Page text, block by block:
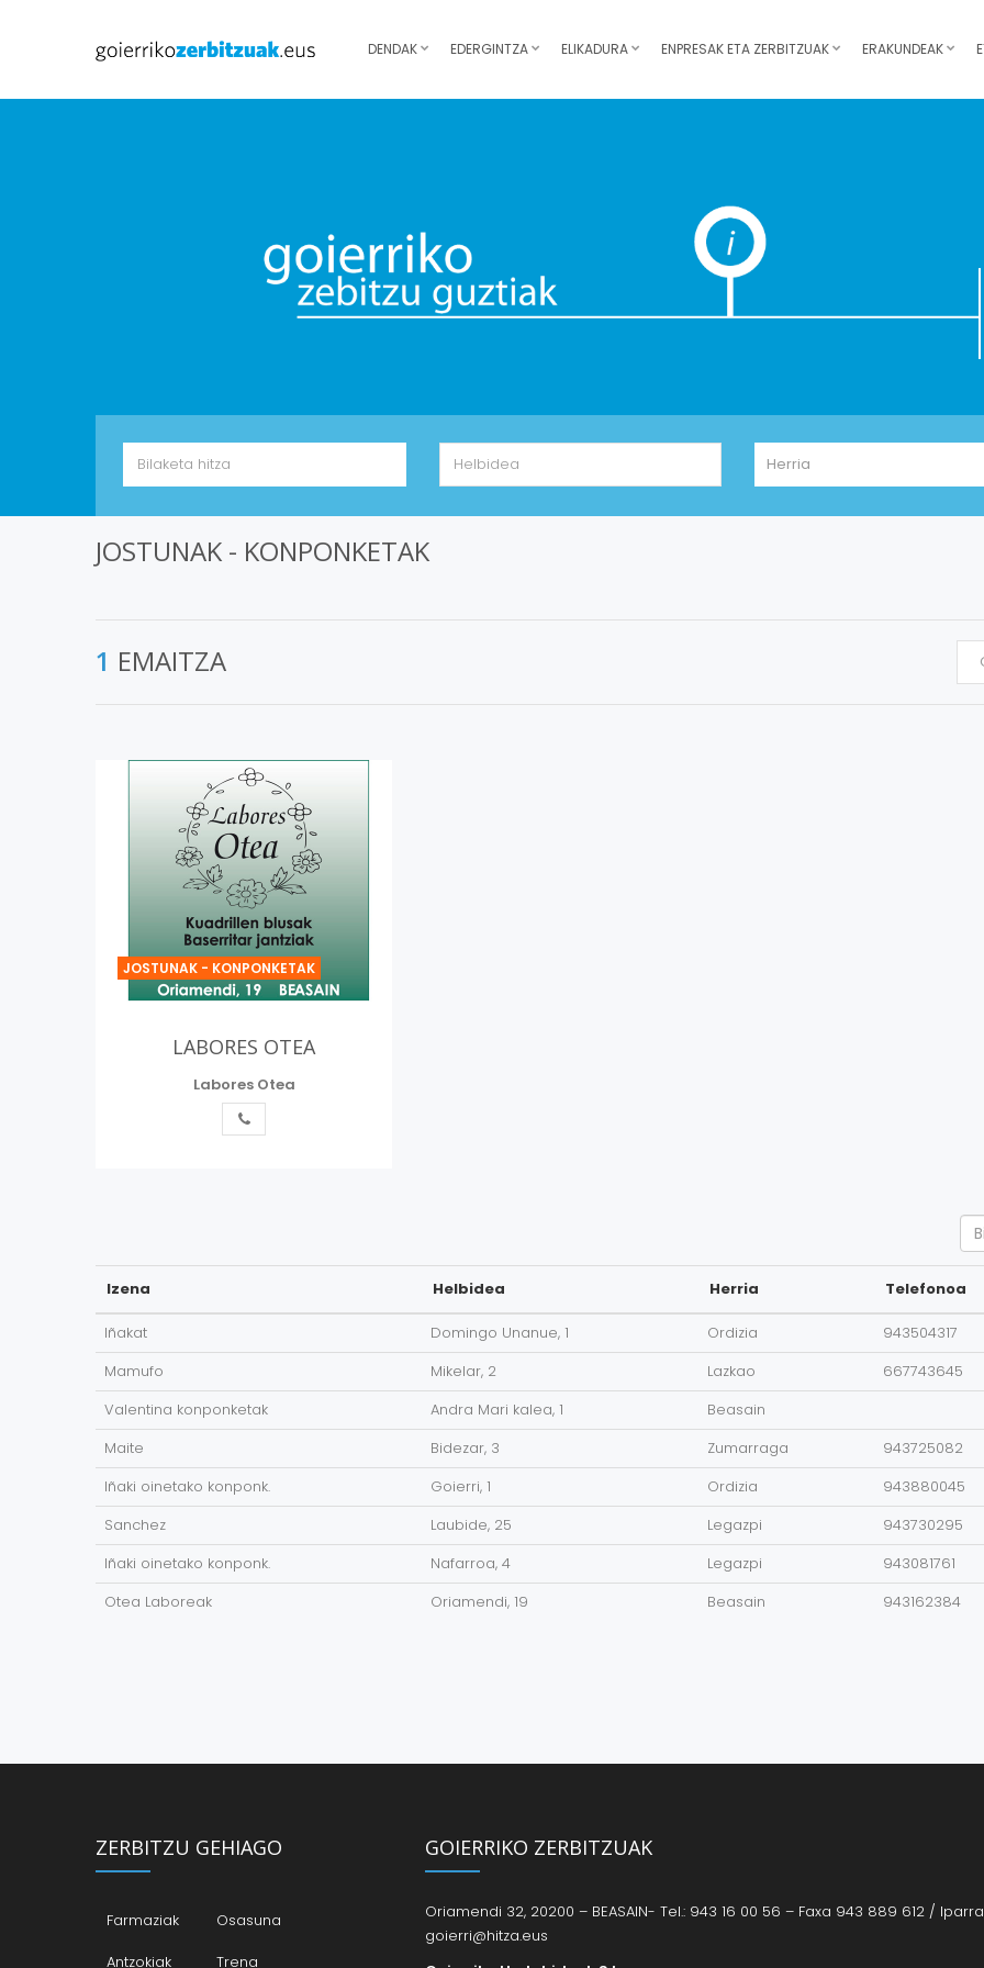
DENDAK EDERGINTZA ELIKADURA ENPRESAK ETA ZERBITZUAK ERAKUNDEAK
Herria
JOSTUNAK - KONPONKETAK
1 EMAITZA
JOSTUNAK - KONPONKETAK
LABORES OTEA
Labores Otea
Izena Helbidea Herria Telefonoa
Iñakat Domingo Unanue, 1 Ordizia 943504317
Mamufo
Mikelar, 2 Lazkao 667743645
Valentina konponketak
Andra Mari kalea, 1 Beasain
Maite
Bidezar, 3 Zumarraga 943725082
Iñaki oinetako konponk.
Goierri, 1 Ordizia 943880045
Sanchez
Laubide, 25 Legazpi 943730295
Iñaki oinetako konponk.
Nafarroa, 4 Legazpi 943081761
Otea Laboreak
Oriamendi, 19 Beasain 943162384
ZERBITZU GEHIAGO
Farmaziak
Osasuna
Antzokiak
Trena
GOIERRIKO ZERBITZUAK
Oriamendi 32, 20200 – BEASAIN- Tel.: 943 16 00 56 – Faxa 943 889 612 /
goierri@hitza.eus